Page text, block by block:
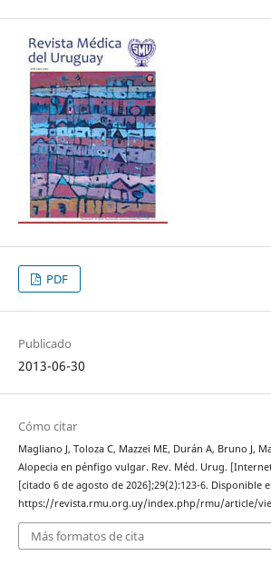
PDF
Publicado
2013-06-30
Cómo citar
Magliano J, Toloza C, Mazzei ME, Durán A, Bruno J,
Alopecia en pénfigo vulgar. Rev. Méd. Urug.
[citado 6 de agosto de 2026];29(2):123-6. Disponible
https://revista.rmu.org.uy/index.php/rmu/article/
Más formatos de cita